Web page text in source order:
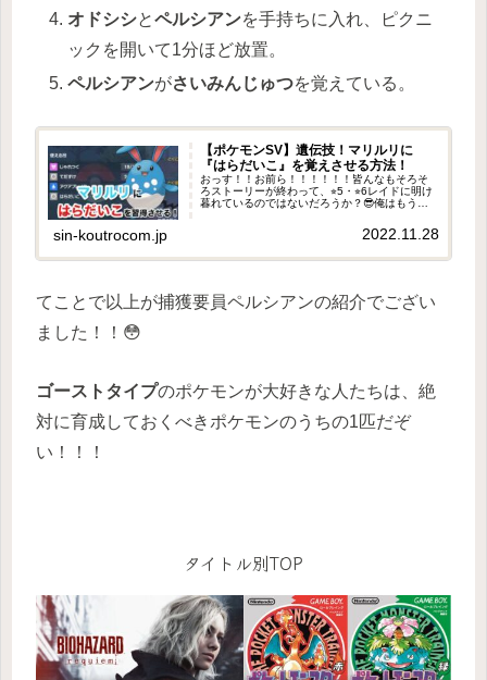
オドシシとペルシアンを手持ちに入れ、ピクニ
ックを開いて1分ほど放置。
ペルシアンがさいみんじゅつを覚えている。
【ポケモンSV】遺伝技！マリルリに
『はらだいこ』を覚えさせる方法！
おっす！！お前ら！！！！！！皆んなもそろそ
ろストーリーが終わって、⭐︎5・⭐︎6レイドに明け
暮れているのではないだろうか？😎俺はもうス
レイドに潜ってるわよ😂😂😂んで、皆んなも巷
sin-koutrocom.jp 2022.11.28
てことで以上が捕獲要員ペルシアンの紹介でござい
ました！！😳
ゴーストタイプのポケモンが大好きな人たちは、絶
対に育成しておくべきポケモンのうちの1匹だぞ
い！！！
タイトル別TOP